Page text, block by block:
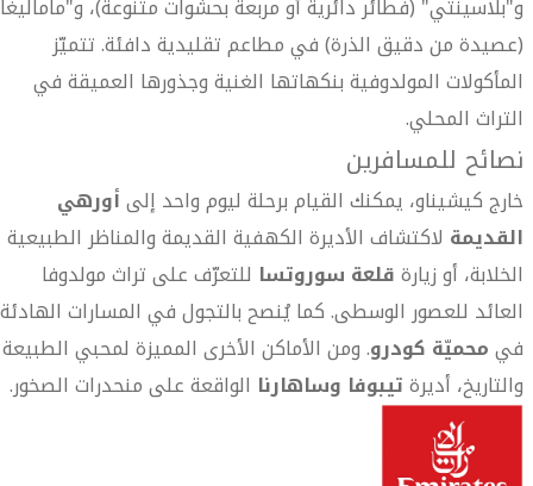
و"بلاسينتي" (فطائر دائرية أو مربعة بحشوات متنوعة)،
(عصيدة من دقيق الذرة) في مطاعم تقليدية دافئة. تتميّز
المأكولات المولدوفية بنكهاتها الغنية وجذورها العميقة في
التراث المحلي.
نصائح للمسافرين
خارج كيشيناو، يمكنك القيام برحلة ليوم واحد إلىأورهي
القديمة لاكتشاف الأديرة الكهفية القديمة والمناظر الطبيعية
الخلابة، أو زيارةقلعة سوروتسا للتعرّف على تراث مولدوفا
العائد للعصور الوسطى. كما يُنصح بالتجول في المسارات الهادئة
فيمحميّة كودرو. ومن الأماكن الأخرى المميزة لمحبي الطبيعة
والتاريخ، أديرةتيبوفا وساهارنا الواقعة على منحدرات الصخور.